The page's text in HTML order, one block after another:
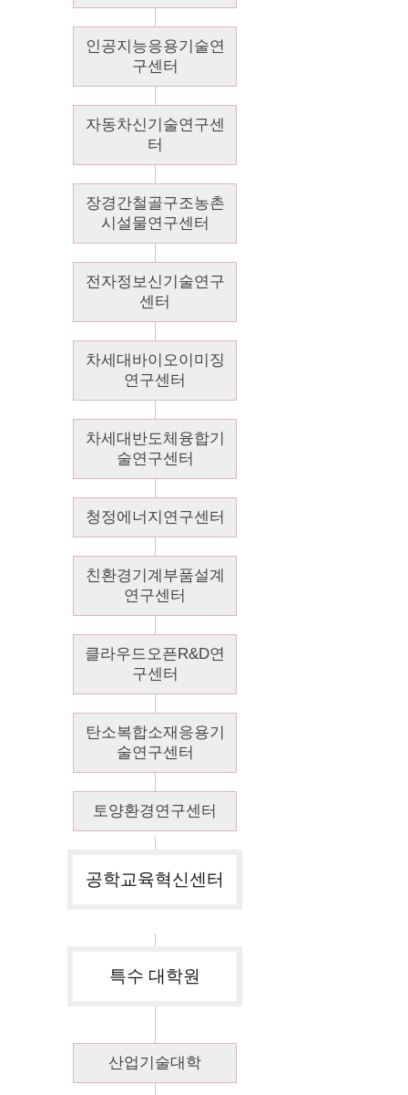
인공지능응용기술연
구센터
자동차신기술연구센
터
장경간철골구조농촌
시설물연구센터
전자정보신기술연구
센터
차세대바이오이미징
연구센터
차세대반도체융합기
술연구센터
청정에너지연구센터
친환경기계부품설계
연구센터
클라우드오픈R&D연
구센터
탄소복합소재응용기
술연구센터
토양환경연구센터
공학교육혁신센터
특수 대학원
산업기술대학